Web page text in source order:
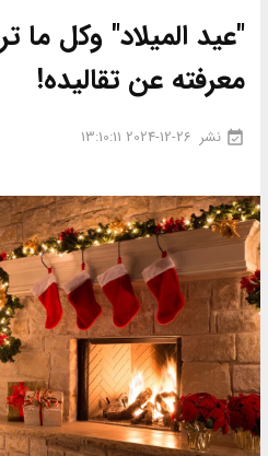
"عيد الميلاد" وكل ما
معرفته عن تقاليده!
نشر 2024-12-26 13:10:11